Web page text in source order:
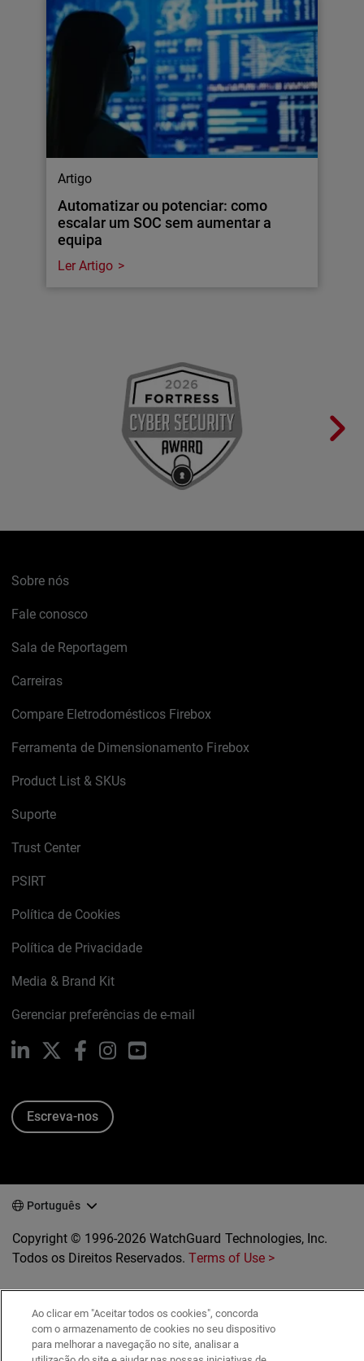
Artigo
Automatizar ou potenciar: como
escalar um SOC sem aumentar a
equipa
Ler Artigo
Sobre nós
Fale conosco
Sala de Reportagem
Carreiras
Compare Eletrodomésticos Firebox
Ferramenta de Dimensionamento Firebox
Product List & SKUs
Suporte
Trust Center
PSIRT
Política de Cookies
Política de Privacidade
Media & Brand Kit
Gerenciar preferências de e-mail
LinkedIn FacebookInstagramYouTube
Escreva-nos
Português
Copyright © 1996-2026 WatchGuard Technologies, Inc.
Todos os Direitos Reservados.Terms of Use >
Ao clicar em "Aceitar todos os cookies", concorda
com o armazenamento de cookies no seu dispositivo
para melhorar a navegação no site, analisar a